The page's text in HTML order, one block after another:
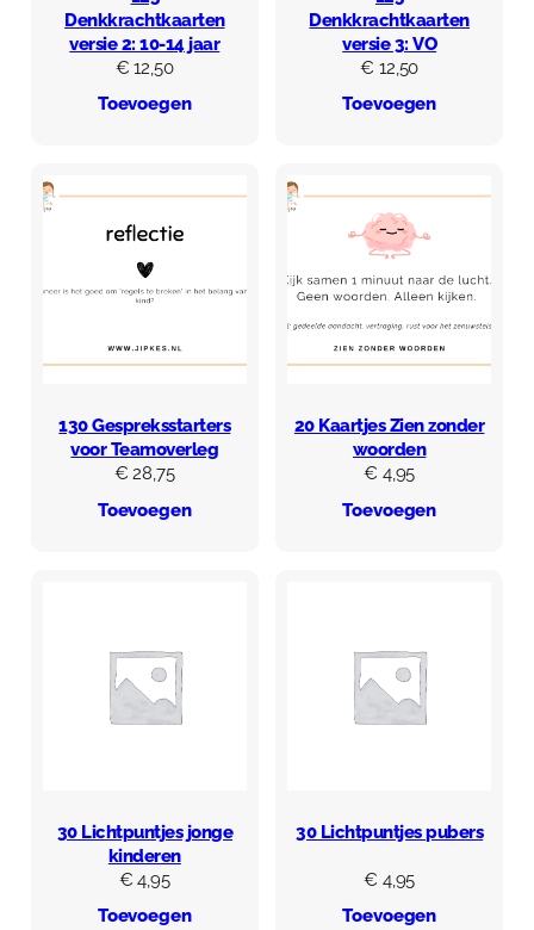
Denkkrachtkaarten
versie 2: 10-14 jaar
€ 12,50
Toevoegen
Denkkrachtkaarten
versie 3: VO
€ 12,50
Toevoegen
130 Gespreksstarters
voor Teamoverleg
€ 28,75
Toevoegen
20 Kaartjes Zien zonder
woorden
€ 4,95
Toevoegen
30 Lichtpuntjes jonge
kinderen
€ 4,95
Toevoegen
30 Lichtpuntjes pubers
€ 4,95
Toevoegen